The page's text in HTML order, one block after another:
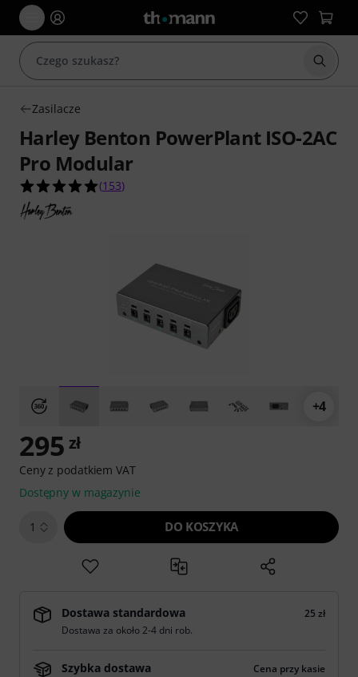
Zasilacze
Harley Benton PowerPlant ISO-2AC
Pro Modular
5.0 na 5 gwiazdek z 153 ocen klientów
(153)
+4
295 zł
Ceny z podatkiem VAT
Dostępny w magazynie
1 DO KOSZYKA
Dostawa standardowa
25 zł
Dostawa za około 2-4 dni rob.
Szybka dostawa
Cena przy kasie